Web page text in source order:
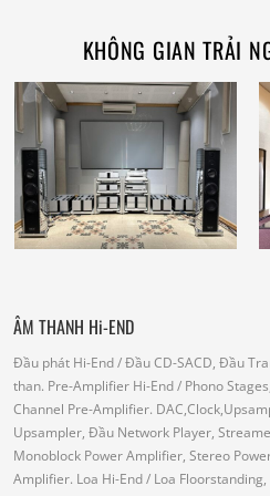
KHÔNG GIAN TRẢI
ÂM THANH Hi-END
Đầu phát Hi-End/ Đầu CD-SACD, Đầu
than. Pre-Amplifier Hi-End/ Phono
Channel Pre-Amplifier.
Upsampler, Đầu Network Player,
Monoblock Power Amplifier, Stereo
Amplifier. Loa Hi-End/ Loa